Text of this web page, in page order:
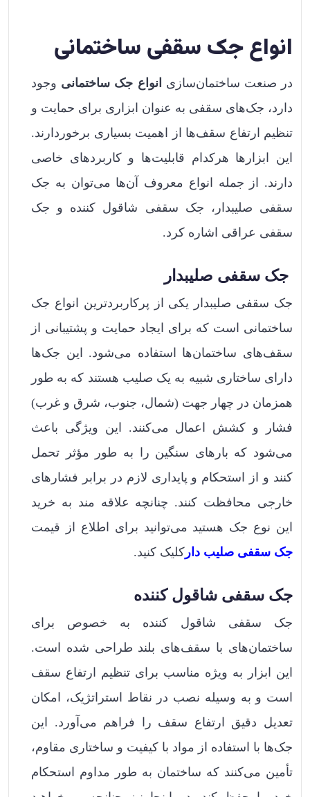
انواع جک سقفی ساختمانی
در صنعت ساختمان‌سازی انواع جک ساختمانی وجود
دارد، جک‌های سقفی به عنوان ابزاری برای حمایت و
تنظیم ارتفاع سقف‌ها از اهمیت بسیاری برخوردارند.
این ابزارها هرکدام قابلیت‌ها و کاربردهای خاصی
دارند. از جمله انواع معروف آن‌ها می‌توان به جک
سقفی صلیبدار، جک سقفی شاقول کننده و جک
سقفی عراقی اشاره کرد.
جک سقفی صلیبدار
جک سقفی صلیبدار یکی از پرکاربردترین انواع جک‌
ساختمانی است که برای ایجاد حمایت و پشتیبانی از
سقف‌های ساختمان‌ها استفاده می‌شود. این جک‌ها
دارای ساختاری شبیه به یک صلیب هستند که به طور
همزمان در چهار جهت (شمال، جنوب، شرق و غرب)
فشار و کشش اعمال می‌کنند. این ویژگی باعث
می‌شود که بارهای سنگین را به طور مؤثر تحمل
کنند و از استحکام و پایداری لازم در برابر فشارهای
خارجی محافظت کنند. چنانچه علاقه مند به خرید
این نوع جک‌ هستید می‌توانید برای اطلاع از قیمت
جک سقفی صلیب دار کلیک کنید.
جک سقفی شاقول کننده
جک سقفی شاقول کننده به خصوص برای
ساختمان‌های با سقف‌های بلند طراحی شده است.
این ابزار به ویژه مناسب برای تنظیم ارتفاع سقف
است و به وسیله نصب در نقاط استراتژیک، امکان
تعدیل دقیق ارتفاع سقف را فراهم می‌آورد. این
جک‌ها با استفاده از مواد با کیفیت و ساختاری مقاوم،
تأمین می‌کنند که ساختمان به طور مداوم استحکام